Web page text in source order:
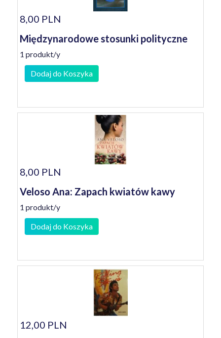
8,00 PLN
Międzynarodowe stosunki polityczne
1 produkt/y
Dodaj do Koszyka
8,00 PLN
Veloso Ana: Zapach kwiatów kawy
1 produkt/y
Dodaj do Koszyka
12,00 PLN